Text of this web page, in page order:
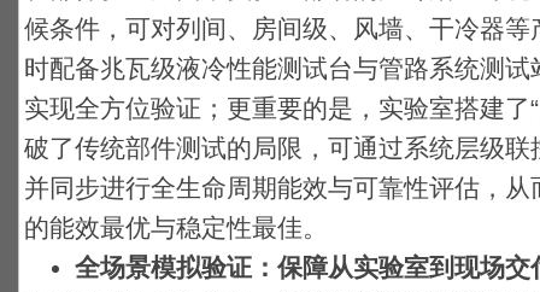
候条件，可对列间、房间级、风墙、干冷器
时配备兆瓦级液冷性能测试台与管路系统测
实现全方位验证；更重要的是，实验室搭建了
破了传统部件测试的局限，可通过系统层级
并同步进行全生命周期能效与可靠性评估，
的能效最优与稳定性最佳。
全场景模拟验证：保障从实验室到现场交